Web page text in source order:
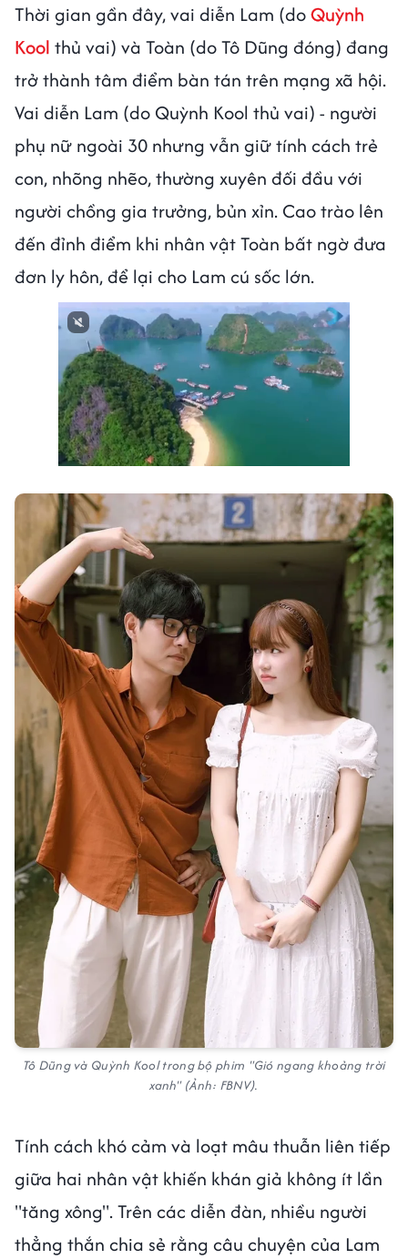
Thời gian gần đây, vai diễn Lam (doQuỳnh
Kool thủ vai) và Toàn (do Tô Dũng đóng) đang
trở thành tâm điểm bàn tán trên mạng xã hội.
Vai diễn Lam (do Quỳnh Kool thủ vai) - người
phụ nữ ngoài 30 nhưng vẫn giữ tính cách trẻ
con, nhõng nhẽo, thường xuyên đối đầu với
người chồng gia trưởng, bủn xỉn. Cao trào lên
đến đỉnh điểm khi nhân vật Toàn bất ngờ đưa
đơn ly hôn, để lại cho Lam cú sốc lớn.
Tô Dũng và Quỳnh Kool trong bộ phim "Gió ngang khoảng trời
xanh"(Ảnh: FBNV).
Tính cách khó cảm và loạt mâu thuẫn liên tiếp
giữa hai nhân vật khiến khán giả không ít lần
"tăng xông". Trên các diễn đàn, nhiều người
thẳng thắn chia sẻ rằng câu chuyện của Lam